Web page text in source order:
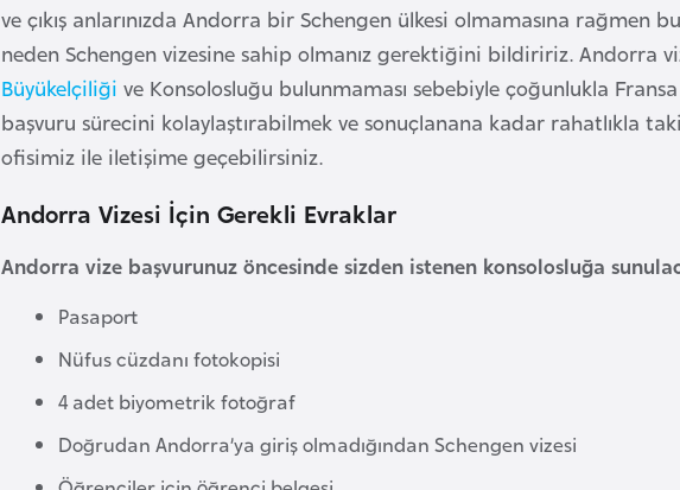
ve çıkış anlarınızda Andorra bir Schengen ülkesi olmamasına
neden Schengen vizesine sahip olmanız gerektiğini bildiririz. Andorra
Büyükelçiliği ve Konsolosluğu bulunmaması sebebiyle çoğunlukla
başvuru sürecini kolaylaştırabilmek ve sonuçlanana kadar rahatlıkla
ofisimiz ile iletişime geçebilirsiniz.
Andorra Vizesi İçin Gerekli Evraklar
Andorra vize başvurunuz öncesinde sizden istenen konsolosluğa
Pasaport
Nüfus cüzdanı fotokopisi
4 adet biyometrik fotoğraf
Doğrudan Andorra’ya giriş olmadığından Schengen vizesi